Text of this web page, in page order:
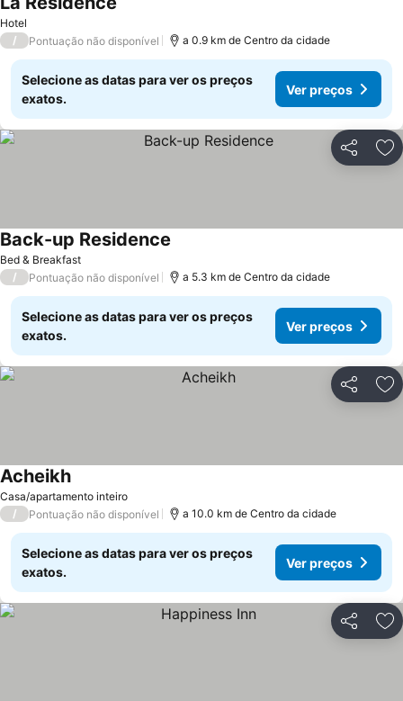
Hotel
/ Pontuação não disponível a 0.9 km de Centro da cidade
Selecione as datas para ver os preços
exatos.
Ver preços
Partilhar
Bed & Breakfast
Back-up Residence
/ Pontuação não disponível a 5.3 km de Centro da cidade
Selecione as datas para ver os preços
exatos.
Ver preços
Partilhar
Casa/apartamento inteiro
Acheikh
/ Pontuação não disponível a 10.0 km de Centro da cidade
Selecione as datas para ver os preços
exatos.
Ver preços
Partilhar